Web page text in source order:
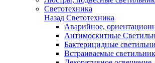
Светотехника
Назад Светотехника
Аварийное,
Антимоскитные
Бактерицидные
Встраиваемые